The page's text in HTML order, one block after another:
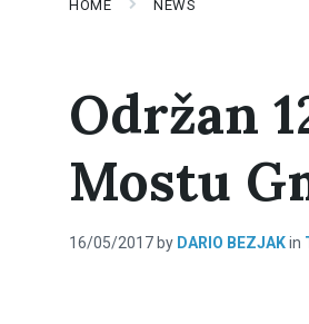
HOME NEWS
Održan
Mostu
16/05/2017 by DARIO BEZJAKin